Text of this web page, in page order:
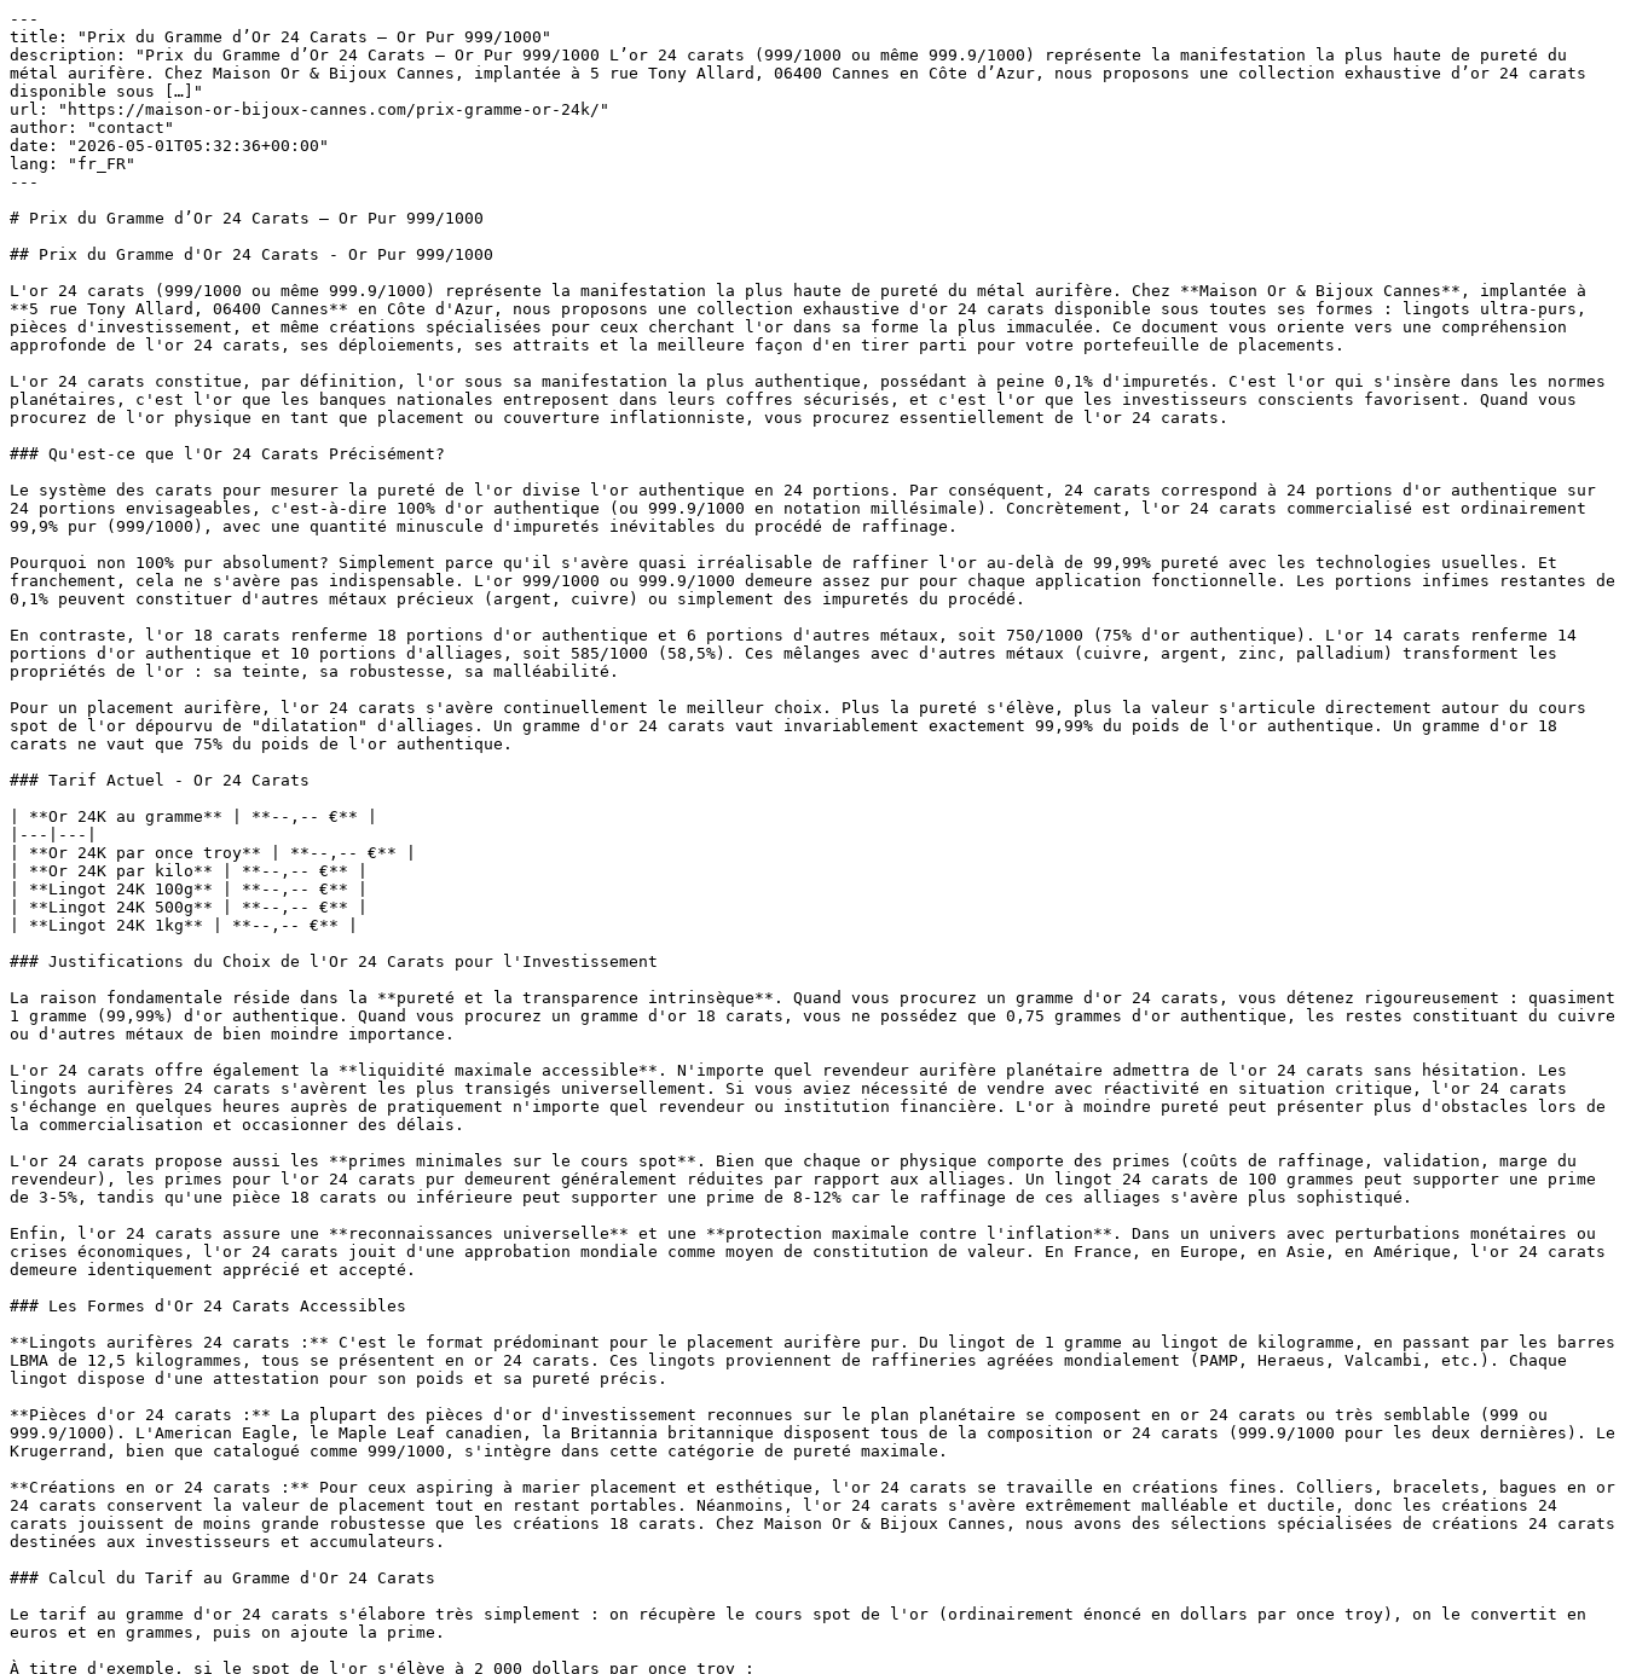
---
title: "Prix du Gramme d’Or 24 Carats – Or Pur 999/1000"
description: "Prix du Gramme d’Or 24 Carats – Or Pur 999/1000 L’or 24 carats (999/1000 ou même 999.9/1000) représente la manifestation la plus haute de pureté du métal aurifère. Chez Maison Or & Bijoux Cannes, implantée à 5 rue Tony Allard, 06400 Cannes en Côte d’Azur, nous proposons une collection exhaustive d’or 24 carats disponible sous […]"
url: "https://maison-or-bijoux-cannes.com/prix-gramme-or-24k/"
author: "contact"
date: "2026-05-01T05:32:36+00:00"
lang: "fr_FR"
---

# Prix du Gramme d’Or 24 Carats – Or Pur 999/1000

## Prix du Gramme d'Or 24 Carats - Or Pur 999/1000

L'or 24 carats (999/1000 ou même 999.9/1000) représente la manifestation la plus haute de pureté du métal aurifère. Chez **Maison Or & Bijoux Cannes**, implantée à **5 rue Tony Allard, 06400 Cannes** en Côte d'Azur, nous proposons une collection exhaustive d'or 24 carats disponible sous toutes ses formes : lingots ultra-purs, pièces d'investissement, et même créations spécialisées pour ceux cherchant l'or dans sa forme la plus immaculée. Ce document vous oriente vers une compréhension approfonde de l'or 24 carats, ses déploiements, ses attraits et la meilleure façon d'en tirer parti pour votre portefeuille de placements.

L'or 24 carats constitue, par définition, l'or sous sa manifestation la plus authentique, possédant à peine 0,1% d'impuretés. C'est l'or qui s'insère dans les normes planétaires, c'est l'or que les banques nationales entreposent dans leurs coffres sécurisés, et c'est l'or que les investisseurs conscients favorisent. Quand vous procurez de l'or physique en tant que placement ou couverture inflationniste, vous procurez essentiellement de l'or 24 carats.

### Qu'est-ce que l'Or 24 Carats Précisément?

Le système des carats pour mesurer la pureté de l'or divise l'or authentique en 24 portions. Par conséquent, 24 carats correspond à 24 portions d'or authentique sur 24 portions envisageables, c'est-à-dire 100% d'or authentique (ou 999.9/1000 en notation millésimale). Concrètement, l'or 24 carats commercialisé est ordinairement 99,9% pur (999/1000), avec une quantité minuscule d'impuretés inévitables du procédé de raffinage.

Pourquoi non 100% pur absolument? Simplement parce qu'il s'avère quasi irréalisable de raffiner l'or au-delà de 99,99% pureté avec les technologies usuelles. Et franchement, cela ne s'avère pas indispensable. L'or 999/1000 ou 999.9/1000 demeure assez pur pour chaque application fonctionnelle. Les portions infimes restantes de 0,1% peuvent constituer d'autres métaux précieux (argent, cuivre) ou simplement des impuretés du procédé.

En contraste, l'or 18 carats renferme 18 portions d'or authentique et 6 portions d'autres métaux, soit 750/1000 (75% d'or authentique). L'or 14 carats renferme 14 portions d'or authentique et 10 portions d'alliages, soit 585/1000 (58,5%). Ces mêlanges avec d'autres métaux (cuivre, argent, zinc, palladium) transforment les propriétés de l'or : sa teinte, sa robustesse, sa malléabilité.

Pour un placement aurifère, l'or 24 carats s'avère continuellement le meilleur choix. Plus la pureté s'élève, plus la valeur s'articule directement autour du cours spot de l'or dépourvu de "dilatation" d'alliages. Un gramme d'or 24 carats vaut invariablement exactement 99,99% du poids de l'or authentique. Un gramme d'or 18 carats ne vaut que 75% du poids de l'or authentique.

### Tarif Actuel - Or 24 Carats

| **Or 24K au gramme** | **--,-- €** |
|---|---|
| **Or 24K par once troy** | **--,-- €** |
| **Or 24K par kilo** | **--,-- €** |
| **Lingot 24K 100g** | **--,-- €** |
| **Lingot 24K 500g** | **--,-- €** |
| **Lingot 24K 1kg** | **--,-- €** |

### Justifications du Choix de l'Or 24 Carats pour l'Investissement

La raison fondamentale réside dans la **pureté et la transparence intrinsèque**. Quand vous procurez un gramme d'or 24 carats, vous détenez rigoureusement : quasiment 1 gramme (99,99%) d'or authentique. Quand vous procurez un gramme d'or 18 carats, vous ne possédez que 0,75 grammes d'or authentique, les restes constituant du cuivre ou d'autres métaux de bien moindre importance.

L'or 24 carats offre également la **liquidité maximale accessible**. N'importe quel revendeur aurifère planétaire admettra de l'or 24 carats sans hésitation. Les lingots aurifères 24 carats s'avèrent les plus transigés universellement. Si vous aviez nécessité de vendre avec réactivité en situation critique, l'or 24 carats s'échange en quelques heures auprès de pratiquement n'importe quel revendeur ou institution financière. L'or à moindre pureté peut présenter plus d'obstacles lors de la commercialisation et occasionner des délais.

L'or 24 carats propose aussi les **primes minimales sur le cours spot**. Bien que chaque or physique comporte des primes (coûts de raffinage, validation, marge du revendeur), les primes pour l'or 24 carats pur demeurent généralement réduites par rapport aux alliages. Un lingot 24 carats de 100 grammes peut supporter une prime de 3-5%, tandis qu'une pièce 18 carats ou inférieure peut supporter une prime de 8-12% car le raffinage de ces alliages s'avère plus sophistiqué.

Enfin, l'or 24 carats assure une **reconnaissances universelle** et une **protection maximale contre l'inflation**. Dans un univers avec perturbations monétaires ou crises économiques, l'or 24 carats jouit d'une approbation mondiale comme moyen de constitution de valeur. En France, en Europe, en Asie, en Amérique, l'or 24 carats demeure identiquement apprécié et accepté.

### Les Formes d'Or 24 Carats Accessibles

**Lingots aurifères 24 carats :** C'est le format prédominant pour le placement aurifère pur. Du lingot de 1 gramme au lingot de kilogramme, en passant par les barres LBMA de 12,5 kilogrammes, tous se présentent en or 24 carats. Ces lingots proviennent de raffineries agréées mondialement (PAMP, Heraeus, Valcambi, etc.). Chaque lingot dispose d'une attestation pour son poids et sa pureté précis.

**Pièces d'or 24 carats :** La plupart des pièces d'or d'investissement reconnues sur le plan planétaire se composent en or 24 carats ou très semblable (999 ou 999.9/1000). L'American Eagle, le Maple Leaf canadien, la Britannia britannique disposent tous de la composition or 24 carats (999.9/1000 pour les deux dernières). Le Krugerrand, bien que catalogué comme 999/1000, s'intègre dans cette catégorie de pureté maximale.

**Créations en or 24 carats :** Pour ceux aspiring à marier placement et esthétique, l'or 24 carats se travaille en créations fines. Colliers, bracelets, bagues en or 24 carats conservent la valeur de placement tout en restant portables. Néanmoins, l'or 24 carats s'avère extrêmement malléable et ductile, donc les créations 24 carats jouissent de moins grande robustesse que les créations 18 carats. Chez Maison Or & Bijoux Cannes, nous avons des sélections spécialisées de créations 24 carats destinées aux investisseurs et accumulateurs.

### Calcul du Tarif au Gramme d'Or 24 Carats

Le tarif au gramme d'or 24 carats s'élabore très simplement : on récupère le cours spot de l'or (ordinairement énoncé en dollars par once troy), on le convertit en euros et en grammes, puis on ajoute la prime.

À titre d'exemple, si le spot de l'or s'élève à 2 000 dollars par once troy :

1\. Une once troy = 31,1035 grammes
2\. 2 000 dollars / 31,1035 grammes = 64,30 dollars par gramme
3\. Conversion en euros (au cours instantané, disons 1 USD = 0,92 EUR) = 59,15 euros par gramme
4\. Prime de raffinage/revendeur (par exemple 3%) = 59,15 × 1,03 = 60,92 euros par gramme

C'est le tarif que vous vous acquitteriez pour l'or 24 carats à cet instant, antérieurement à frais administratifs additionnels et protections assurantielles.

Pour les lingots et pièces spécifiques, le tarif complet = tarif au gramme × poids précis de l'article, plus une prime se modulant en fonction du format (les formats minuscules supportent des primes plus importantes, les formats massifs supportent des primes réduites).

### Pureté Élevée : L'Or 999.9/1000

Au-delà du standard d'or 24 carats (999/1000), il subsiste une pureté encore plus haute : l'or 999.9/1000, parfois dénommé "or ultra-pur" ou "or cinq-neufs". Cette pureté extraordinaire s'acquiert via des méthodes de raffinage avancées. Simplement quelques raffineries planétaires jouissent de la capacité à fabriquer de l'or 999.9/1000 de manière fiable.

L'or 999.9/1000 s'avère particulièrement recherché :

\- Par les banques nationales et les entités de standing, qui imposent la plus haute pureté pour leurs réserves
\- Par les industriels électroniques et les filières high-tech, qui exigent de l'or ultra-pur pour les éléments sensibles
\- Par les accumulateurs et investisseurs les plus consciencieux, qui préfèrent "le meilleur"
\- Par certains états qui frappent leurs pièces d'or emblématiques en 999.9/1000

La variation de tarif entre l'or 999/1000 et l'or 999.9/1000 s'avère minuscule (quelques centimes par gramme ordinairement), ce qui en fait un choix logique pour les investissements importants. Si vous procurez un lingot de 1 kilogramme, la variation de 0,09% de pureté supplémentaire coûte entre 1 et 5 euros uniquement, cependant amplifie la crédibilité et la liquidité latente du lingot.

### Or 24K Opposé aux Autres Puretés - Évaluation Détaillée

**Or 24K (999/1000) :** 99,9% d'or authentique. Le choix usuel pour le placement. Primes minimes (3-5% pour les lingots). Liquidité exceptionnelle. Reconnaissances planétaire. C'est le meilleur choix pour 99% des investisseurs.

**Or 22K (917/1000) :** 91,7% d'or authentique. Moins banal cependant toujours authentique au-delà de 90%. Très prisé en Inde et en Asie du Sud. Moins liquide en Europe. Prime légèrement supérieure.

**Or 18K (750/1000) :** 75% d'or authentique. L'étalon pour la joaillerie finie en France. Plus robuste que l'or 24K cependant moins authentique. Pour un placement, l'or 18K s'avère acceptable cependant moins idéal que l'or 24K.

**Or 14K (585/1000) :** 58,5% d'or auth